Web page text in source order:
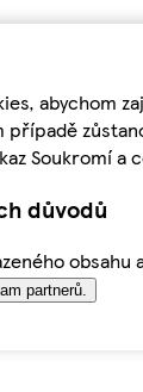
abychom
Soukromí a
důvodů
partnerů.